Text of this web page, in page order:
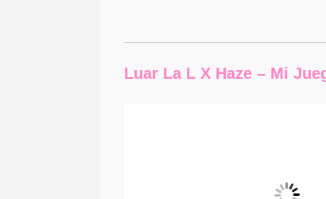
Luar La L X Haze – Mi